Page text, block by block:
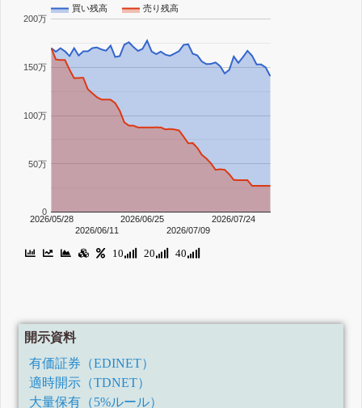
買い残高 売り残高
2026/05/28
2026/06/11
2026/06/25
2026/07/09
2026/07/24
0
50万
100万
150万
200万
10 20 40
開示資料
有価証券（EDINET）
適時開示（TDNET）
大量保有（5%ルール）